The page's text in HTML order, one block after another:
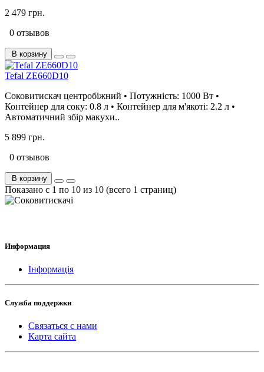
2 479 грн.
0 отзывов
В корзину
Tefal ZE660D10
Соковитискач центробіжний • Потужність: 1000 Вт •
Контейнер для соку: 0.8 л • Контейнер для м'якоті: 2.2 л •
Автоматичний збір макухи..
5 899 грн.
0 отзывов
В корзину
Показано с 1 по 10 из 10 (всего 1 страниц)
Информация
Інформація
Служба поддержки
Связаться с нами
Карта сайта